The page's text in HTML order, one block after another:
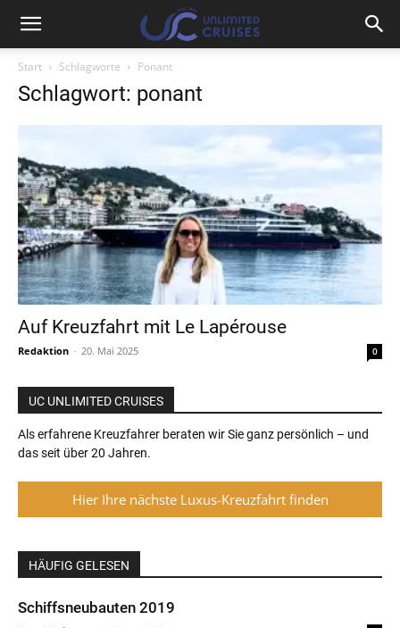
Start Schlagworte Ponant
Schlagwort: ponant
Auf Kreuzfahrt mit Le Lapérouse
Redaktion - 20. Mai 2025 0
UC UNLIMITED CRUISES
Als erfahrene Kreuzfahrer beraten wir Sie ganz persönlich – und
das seit über 20 Jahren.
Hier Ihre nächste Luxus-Kreuzfahrt finden
HÄUFIG GELESEN
Schiffsneubauten 2019